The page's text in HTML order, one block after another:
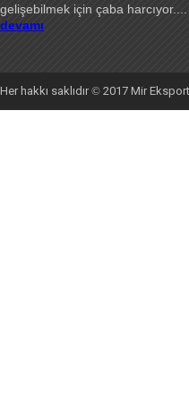
gelişebilmek için çaba harcıyor....
devamı
Her hakkı saklıdır© 2017 Mir Eksport